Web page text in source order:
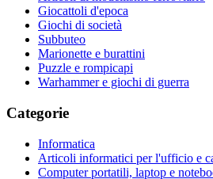
Giocattoli d'epoca
Giochi di società
Subbuteo
Marionette e burattini
Puzzle e rompicapi
Warhammer e giochi di guerra
Categorie
Informatica
Articoli informatici per l'ufficio e
Computer portatili, laptop e